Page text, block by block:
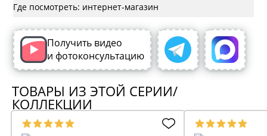
Где посмотреть: интернет-магазин
Получить видео
и фотоконсультацию
ТОВАРЫ ИЗ ЭТОЙ СЕРИИ/
КОЛЛЕКЦИИ